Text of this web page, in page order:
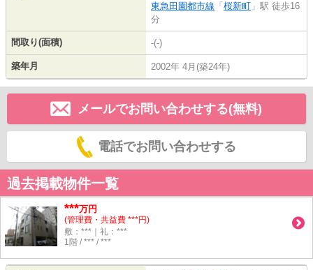
東急田園都市線 「 桜新町 」駅 徒歩16
分
間取り(面積) -(-)
築年月 2002年 4月(築24年)
メールでお問い合わせする(無料)
電話でお問い合わせする
過去掲載物件一覧
***万円
(管理費・共益費 ***円)
敷：***｜礼：***
1階 / *** / ***